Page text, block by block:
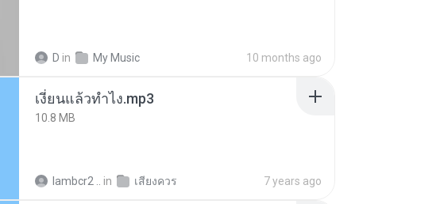
D in My Music 10 months ago
เงี่ยนแล้วทำไง.mp3
10.8 MB
lambcr2 .. in เสียงควร 7 years ago